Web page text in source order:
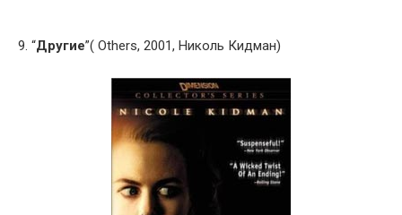
9. “Другие”( Others, 2001, Николь Кидман)